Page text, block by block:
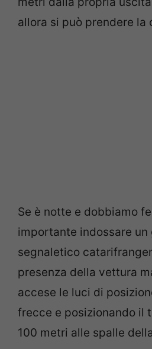
allora si può prendere la
Se è notte e dobbiamo
importante indossare
segnaletico
presenza della vettura
accese le luci di
frecce e posizionando il
100 metri alle spalle